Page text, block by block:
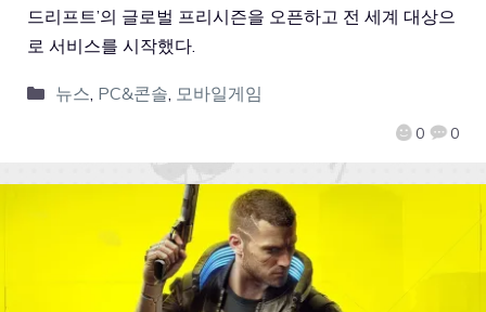
0 0
드리프트’의 글로벌 프리시즌을 오픈하고 전 세계 대상으
로 서비스를 시작했다.
뉴스, PC&콘솔, 모바일게임